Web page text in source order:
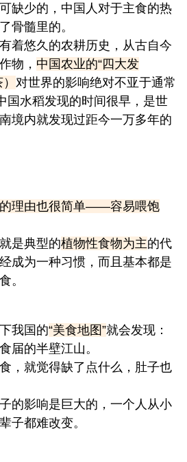
缺少的，中国人对于主食的热
骨髓里的。
着悠久的农耕历史，从古自今
物， 中国农业的“四大发
对世界的影响绝对不亚于通常
国水稻发现的时间很早，是世
境内就发现过距今一万多年的
理由也很简单——容易喂饱
是典型的植物性食物为主的代
成为一种习惯，而且基本都是
。
我国的“美食地图”就会发现：
届的半壁江山。
，就觉得缺了点什么，肚子也
的影响是巨大的，一个人从小
子都难改变。